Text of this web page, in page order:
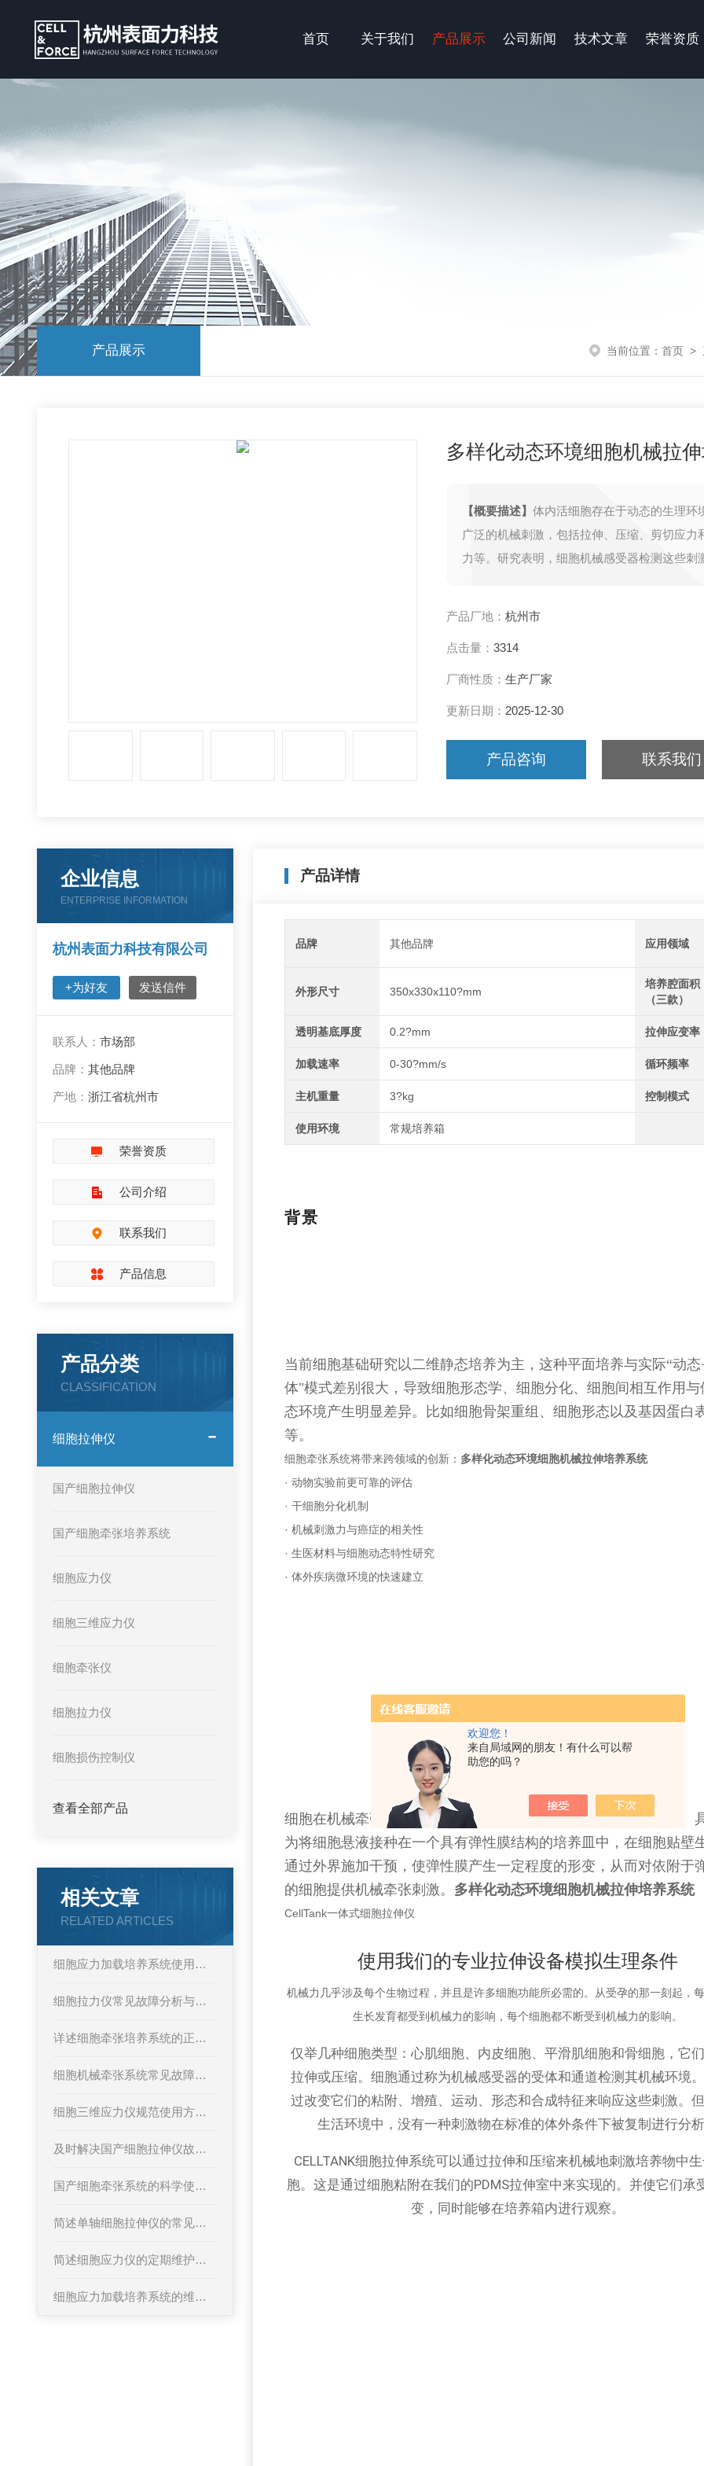
欢迎您！
来自局域网的朋友！有什么可以帮
助您的吗？
首页 关于我们 产品展示 公司新闻 技术文章 荣誉资质
产品展示 当前位置： 首页 >
多样化动态环境细胞机械拉
【概要描述】 体内活细胞存在于动态的生理环
广泛的机械刺激，包括拉伸、压缩、剪切应力
力等。研究表明，细胞机械感受器检测这些刺
的拉伸负荷的生化变化，包括肌肉、肺、心脏
肤等。
产品厂地： 杭州市
点击量： 3314
厂商性质： 生产厂家
更新日期： 2025-12-30
产品咨询 联系我们
产品详情
品牌 其他品牌 应用领域
外形尺寸 350x330x110?mm
培养腔面积
（三款）
透明基底厚度 0.2?mm 拉伸应变率
加载速率 0-30?mm/s 循环频率
主机重量 3?kg 控制模式
使用环境 常规培养箱
背景
当前细胞基础研究以二维静态培养为主，这种平面培养与实际“动态
体"模式差别很大，导致细胞形态学、细胞分化、细胞间相互作用与
态环境产生明显差异。比如细胞骨架重组、细胞形态以及基因蛋白
等。
细胞牵张系统将带来跨领域的创新： 多样化动态环境细胞机械拉伸培养系统
· 动物实验前更可靠的评估
· 干细胞分化机制
· 机械刺激力与癌症的相关性
· 生医材料与细胞动态特性研究
· 体外疾病微环境的快速建立
细胞在机械牵张应力刺激下，形态和生物学功能会产生相应变化。
为将细胞悬液接种在一个具有弹性膜结构的培养皿中，在细胞贴壁
通过外界施加干预，使弹性膜产生一定程度的形变，从而对依附于
的细胞提供机械牵张刺激。 多样化动态环境细胞机械拉伸培养系统
CellTank一体式细胞拉伸仪
使用我们的专业拉伸设备模拟生理条件
机械力几乎涉及每个生物过程，并且是许多细胞功能所必需的。从受孕的那一刻起，
生长发育都受到机械力的影响，每个细胞都不断受到机械力的影响。
仅举几种细胞类型：心肌细胞、内皮细胞、平滑肌细胞和骨细胞，它
拉伸或压缩。细胞通过称为机械感受器的受体和通道检测其机械环境
过改变它们的粘附、增殖、运动、形态和合成特征来响应这些刺激。
生活环境中，没有一种刺激物在标准的体外条件下被复制进行分
CELLTANK细胞拉伸系统可以通过拉伸和压缩来机械地刺激培养物中
胞。这是通过细胞粘附在我们的PDMS拉伸室中来实现的。并使它们承
变，同时能够在培养箱内进行观察。
企业信息
ENTERPRISE INFORMATION
杭州表面力科技有限公司
+为好友 发送信件
联系人：市场部
品牌：其他品牌
产地：浙江省杭州市
荣誉资质
公司介绍
联系我们
产品信息
产品分类
CLASSIFICATION
细胞拉伸仪
国产细胞拉伸仪
国产细胞牵张培养系统
细胞应力仪
细胞三维应力仪
细胞牵张仪
细胞拉力仪
细胞损伤控制仪
查看全部产品
相关文章
RELATED ARTICLES
细胞应力加载培养系统使用过程中常见问题及相应解决方法全分享
细胞拉力仪常见故障分析与对应解决策略分享
详述细胞牵张培养系统的正确操作使用方法
细胞机械牵张系统常见故障及对应解决策略详解
细胞三维应力仪规范使用方法，一学就会！
及时解决国产细胞拉伸仪故障是实现高效工作的关键保障
国产细胞牵张系统的科学使用方法分享
简述单轴细胞拉伸仪的常见故障诊断相应解决方法
简述细胞应力仪的定期维护保养方法
细胞应力加载培养系统的维护保养方法分享